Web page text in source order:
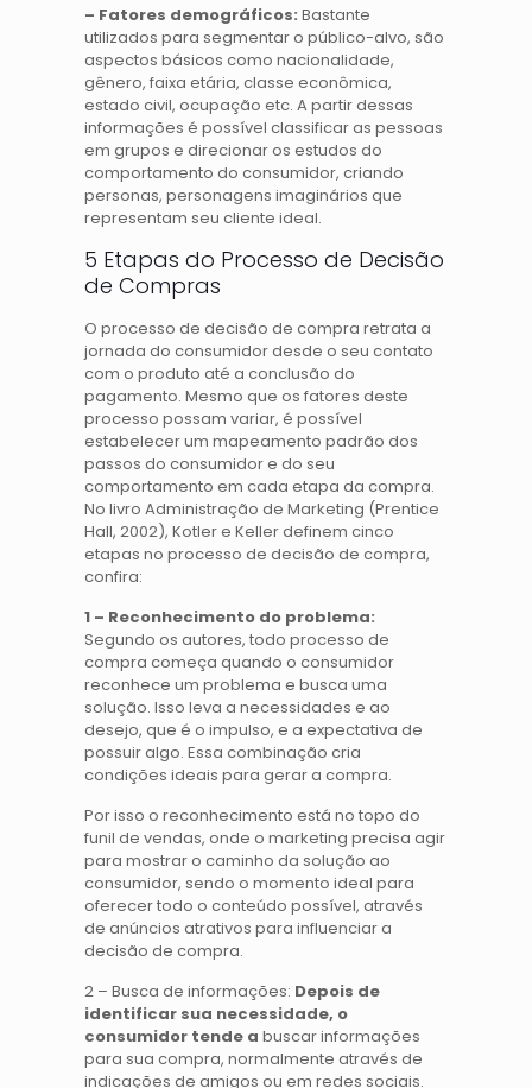
– Fatores demográficos: Bastante
utilizados para segmentar o público-alvo, são
aspectos básicos como nacionalidade,
gênero, faixa etária, classe econômica,
estado civil, ocupação etc. A partir dessas
informações é possível classificar as pessoas
em grupos e direcionar os estudos do
comportamento do consumidor, criando
personas, personagens imaginários que
representam seu cliente ideal.
5 Etapas do Processo de Decisão
de Compras
O processo de decisão de compra retrata a
jornada do consumidor desde o seu contato
com o produto até a conclusão do
pagamento. Mesmo que os fatores deste
processo possam variar, é possível
estabelecer um mapeamento padrão dos
passos do consumidor e do seu
comportamento em cada etapa da compra.
No livro Administração de Marketing (Prentice
Hall, 2002), Kotler e Keller definem cinco
etapas no processo de decisão de compra,
confira:
1 – Reconhecimento do problema:
Segundo os autores, todo processo de
compra começa quando o consumidor
reconhece um problema e busca uma
solução. Isso leva a necessidades e ao
desejo, que é o impulso, e a expectativa de
possuir algo. Essa combinação cria
condições ideais para gerar a compra.
Por isso o reconhecimento está no topo do
funil de vendas, onde o marketing precisa agir
para mostrar o caminho da solução ao
consumidor, sendo o momento ideal para
oferecer todo o conteúdo possível, através
de anúncios atrativos para influenciar a
decisão de compra.
2 – Busca de informações: Depois de
identificar sua necessidade, o
consumidor tende abuscar informações
para sua compra, normalmente através de
indicações de amigos ou em redes sociais.